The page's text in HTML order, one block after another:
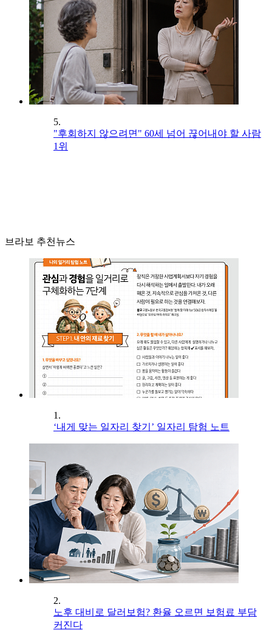
5.
"후회하지 않으려면" 60세 넘어 끊어내야 할 사람
1위
브라보 추천뉴스
1.
‘내게 맞는 일자리 찾기’ 일자리 탐험 노트
2.
노후 대비로 달러보험? 환율 오르면 보험료 부담
커진다